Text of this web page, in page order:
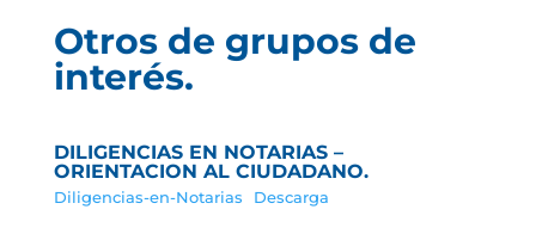
Otros de grupos de
interés.
DILIGENCIAS EN NOTARIAS –
ORIENTACION AL CIUDADANO.
Diligencias-en-Notarias Descarga